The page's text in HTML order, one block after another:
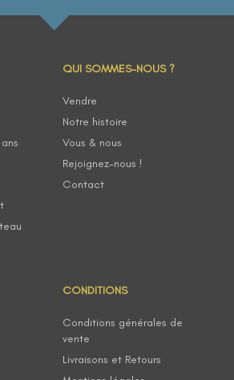
QUI SOMMES-NOUS ?
Vendre
Notre histoire
Vous & nous
Rejoignez-nous !
Contact
CONDITIONS
Conditions générales de
vente
Livraisons et Retours